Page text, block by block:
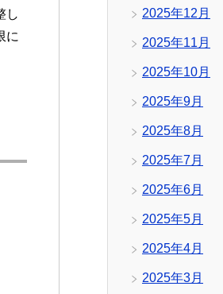
し
に
2025年12月
2025年11月
2025年10月
2025年9月
2025年8月
2025年7月
2025年6月
2025年5月
2025年4月
2025年3月